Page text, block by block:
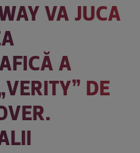
VA JUCA
A
DE